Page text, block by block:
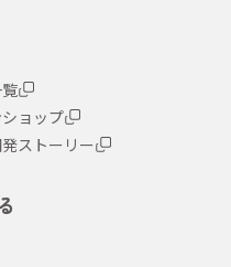
ョップ
ストーリー